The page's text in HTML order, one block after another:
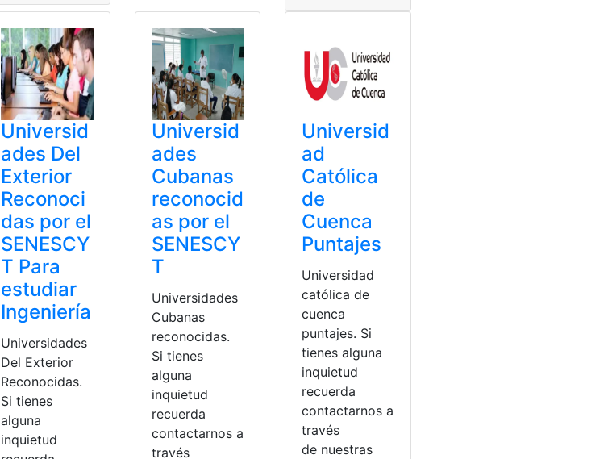
Universid
ades Del
Exterior
Reconoci
das por el
SENESCY
T Para
estudiar
Ingeniería
Universidades
Del Exterior
Reconocidas.
Si tienes
alguna
inquietud
Universid
ades
Cubanas
reconocid
as por el
SENESCY
T
Universidades
Cubanas
reconocidas.
Si tienes
alguna
inquietud
recuerda
contactarnos a
través
Universid
ad
Católica
de
Cuenca
Puntajes
Universidad
católica de
cuenca
puntajes. Si
tienes alguna
inquietud
recuerda
contactarnos a
través
de nuestras